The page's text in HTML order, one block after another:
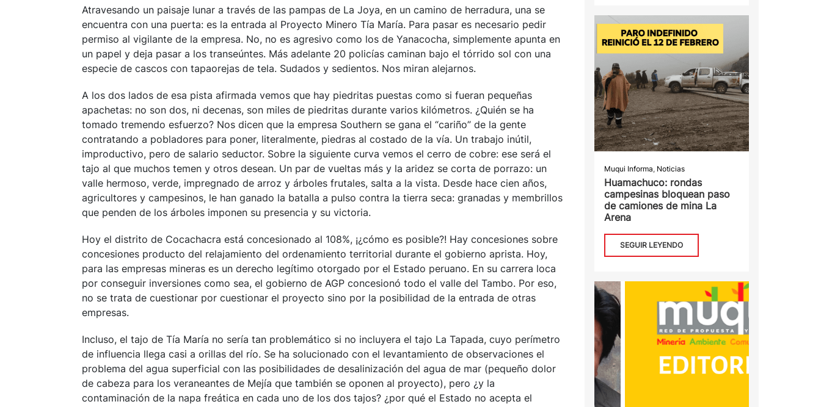
Atravesando un paisaje lunar a través de las pampas de La Joya, en un camino de herradura, una se
encuentra con una puerta: es la entrada al Proyecto Minero Tía María. Para pasar es necesario pedir
permiso al vigilante de la empresa. No, no es agresivo como los de Yanacocha, simplemente apunta en
un papel y deja pasar a los transeúntes. Más adelante 20 policías caminan bajo el tórrido sol con una
especie de cascos con tapaorejas de tela. Sudados y sedientos. Nos miran alejarnos.
A los dos lados de esa pista afirmada vemos que hay piedritas puestas como si fueran pequeñas
apachetas: no son dos, ni decenas, son miles de piedritas durante varios kilómetros. ¿Quién se ha
tomado tremendo esfuerzo? Nos dicen que la empresa Southern se gana el “cariño” de la gente
contratando a pobladores para poner, literalmente, piedras al costado de la vía. Un trabajo inútil,
improductivo, pero de salario seductor. Sobre la siguiente curva vemos el cerro de cobre: ese será el
tajo al que muchos temen y otros desean. Un par de vueltas más y la aridez se corta de porrazo: un
valle hermoso, verde, impregnado de arroz y árboles frutales, salta a la vista. Desde hace cien años,
agricultores y campesinos, le han ganado la batalla a pulso contra la tierra seca: granadas y membrillos
que penden de los árboles imponen su presencia y su victoria.
Hoy el distrito de Cocachacra está concesionado al 108%, ¡¿cómo es posible?! Hay concesiones sobre
concesiones producto del relajamiento del ordenamiento territorial durante el gobierno aprista. Hoy,
para las empresas mineras es un derecho legítimo otorgado por el Estado peruano. En su carrera loca
por conseguir inversiones como sea, el gobierno de AGP concesionó todo el valle del Tambo. Por eso,
no se trata de cuestionar por cuestionar el proyecto sino por la posibilidad de la entrada de otras
empresas.
Incluso, el tajo de Tía María no sería tan problemático si no incluyera el tajo La Tapada, cuyo perímetro
de influencia llega casi a orillas del río. Se ha solucionado con el levantamiento de observaciones el
problema del agua superficial con las posibilidades de desalinización del agua de mar (pequeño dolor
de cabeza para los veraneantes de Mejía que también se oponen al proyecto), pero ¿y la
contaminación de la napa freática en cada uno de los dos tajos? ¿por qué el Estado no acepta el
Muqui Informa, Noticias
Huamachuco: rondas
campesinas bloquean paso
de camiones de mina La
Arena
SEGUIR LEYENDO